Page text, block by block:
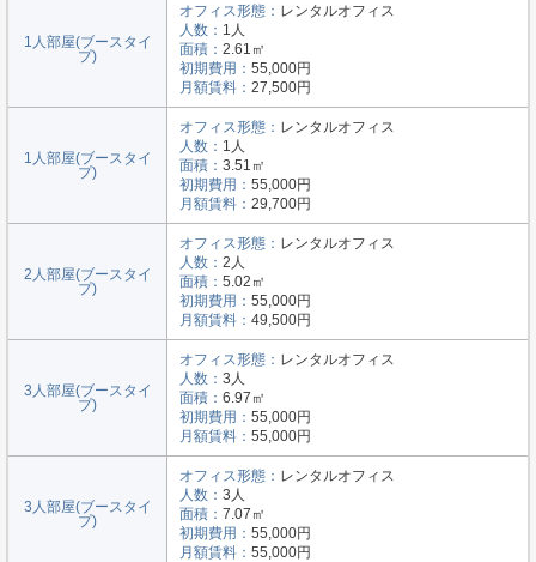
1人部屋(ブースタイ
プ)
オフィス形態： レンタルオフィス
人数： 1人
面積： 2.61㎡
初期費用： 55,000円
月額賃料： 27,500円
1人部屋(ブースタイ
プ)
オフィス形態： レンタルオフィス
人数： 1人
面積： 3.51㎡
初期費用： 55,000円
月額賃料： 29,700円
2人部屋(ブースタイ
プ)
オフィス形態： レンタルオフィス
人数： 2人
面積： 5.02㎡
初期費用： 55,000円
月額賃料： 49,500円
3人部屋(ブースタイ
プ)
オフィス形態： レンタルオフィス
人数： 3人
面積： 6.97㎡
初期費用： 55,000円
月額賃料： 55,000円
3人部屋(ブースタイ
プ)
オフィス形態： レンタルオフィス
人数： 3人
面積： 7.07㎡
初期費用： 55,000円
月額賃料： 55,000円